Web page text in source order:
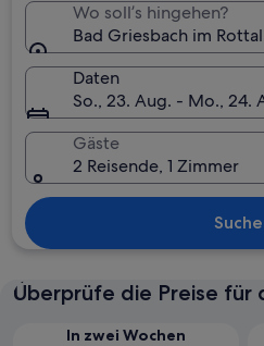
Wo soll’s hingehen?
Bad Griesbach im
Daten
So., 23. Aug. - Mo., 24.
Gäste
2 Reisende, 1 Zimmer
Überprüfe die Preise für
In zwei Wochen